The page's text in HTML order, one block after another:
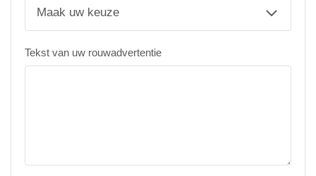
Tekst van uw rouwadvertentie